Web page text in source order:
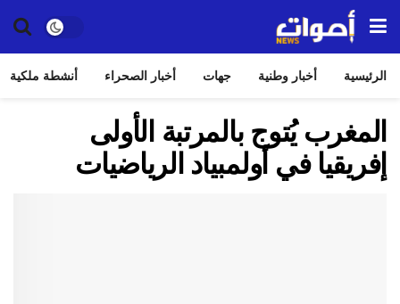
الرئيسية أخبار وطنية جهات أخبار الصحراء أنشطة ملكية
المغرب يُتوج بالمرتبة الأولى
إفريقيا في أولمبياد الرياضيات